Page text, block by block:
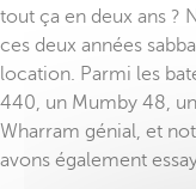
tout ça en deux ans ?
ces deux années
location. Parmi les
440, un Mumby 48,
Wharram génial, et
avons également